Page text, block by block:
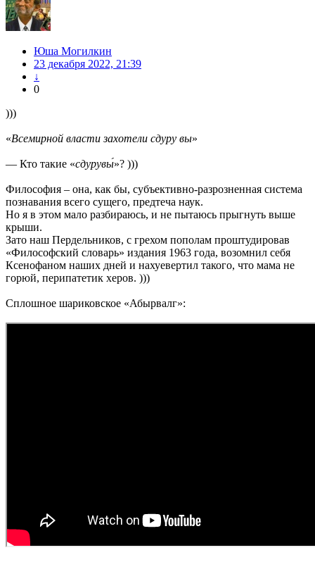
Юша Могилкин
23 декабря 2022, 21:39
↓
0
)))
«Всемирной власти захотели сдуру вы»
— Кто такие «сдурувы́»? )))
Философия – она, как бы, субъективно-разрозненная система
познавания всего сущего, предтеча наук.
Но я в этом мало разбираюсь, и не пытаюсь прыгнуть выше
крыши.
Зато наш Пердельников, с грехом пополам проштудировав
«Философский словарь» издания 1963 года, возомнил себя
Ксенофаном наших дней и нахуевертил такого, что мама не
горюй, перипатетик херов. )))
Сплошное шариковское «Абырвалг»: